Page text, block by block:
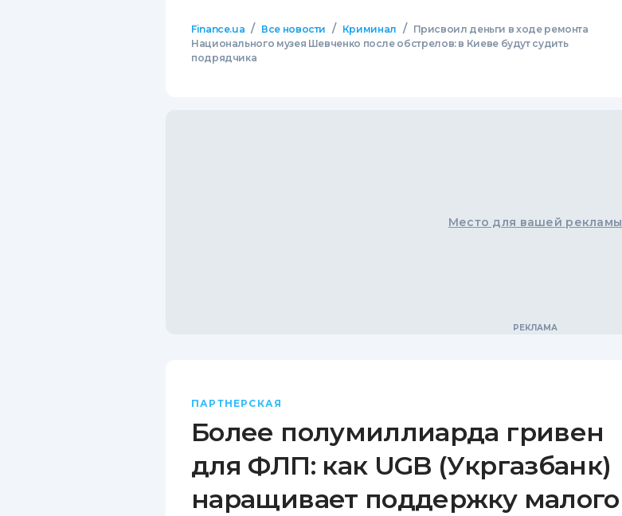
Finance.ua / Все новости / Криминал /
Присвоил деньги в ходе ремонта
Национального музея Шевченко после обстрелов: в Киеве будут судить
подрядчика
Место для вашей рекламы
ПАРТНЕРСКАЯ
Более полумиллиарда гривен
для ФЛП: как UGB (Укргазбанк)
наращивает поддержку малого